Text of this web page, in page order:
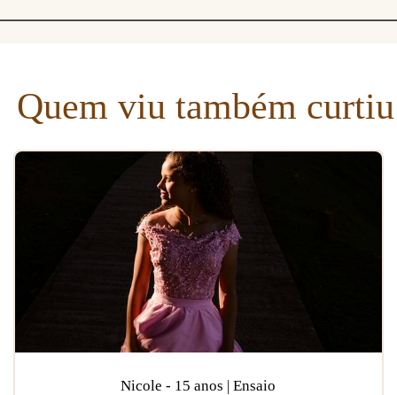
Quem viu também curtiu
Nicole - 15 anos | Ensaio